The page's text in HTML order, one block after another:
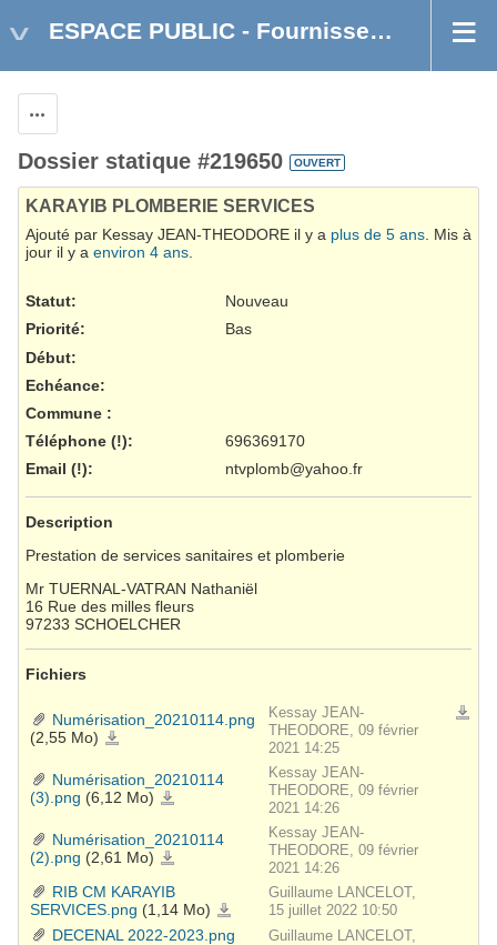
ESPACE PUBLIC - Fournisseurs martinique
Dossier statique #219650 OUVERT
KARAYIB PLOMBERIE SERVICES
Ajouté par Kessay JEAN-THEODORE il y a plus de 5 ans. Mis à
jour il y a environ 4 ans.
Statut:
Nouveau
Priorité:
Bas
Début:
Echéance:
Commune :
Téléphone (!):
696369170
Email (!): ntvplomb@yahoo.fr
Description
Prestation de services sanitaires et plomberie
Mr TUERNAL-VATRAN Nathaniël
16 Rue des milles fleurs
97233 SCHOELCHER
Fichiers
Numérisation_20210114.png
(2,55 Mo)
Kessay JEAN-
THEODORE, 09 février
2021 14:25
Numérisation_20210114
(3).png (6,12 Mo)
Kessay JEAN-
THEODORE, 09 février
2021 14:26
Numérisation_20210114
(2).png (2,61 Mo)
Kessay JEAN-
THEODORE, 09 février
2021 14:26
RIB CM KARAYIB
SERVICES.png (1,14 Mo)
SERVICES.png
Guillaume LANCELOT,
15 juillet 2022 10:50
DECENAL 2022-2023.png
Guillaume LANCELOT,